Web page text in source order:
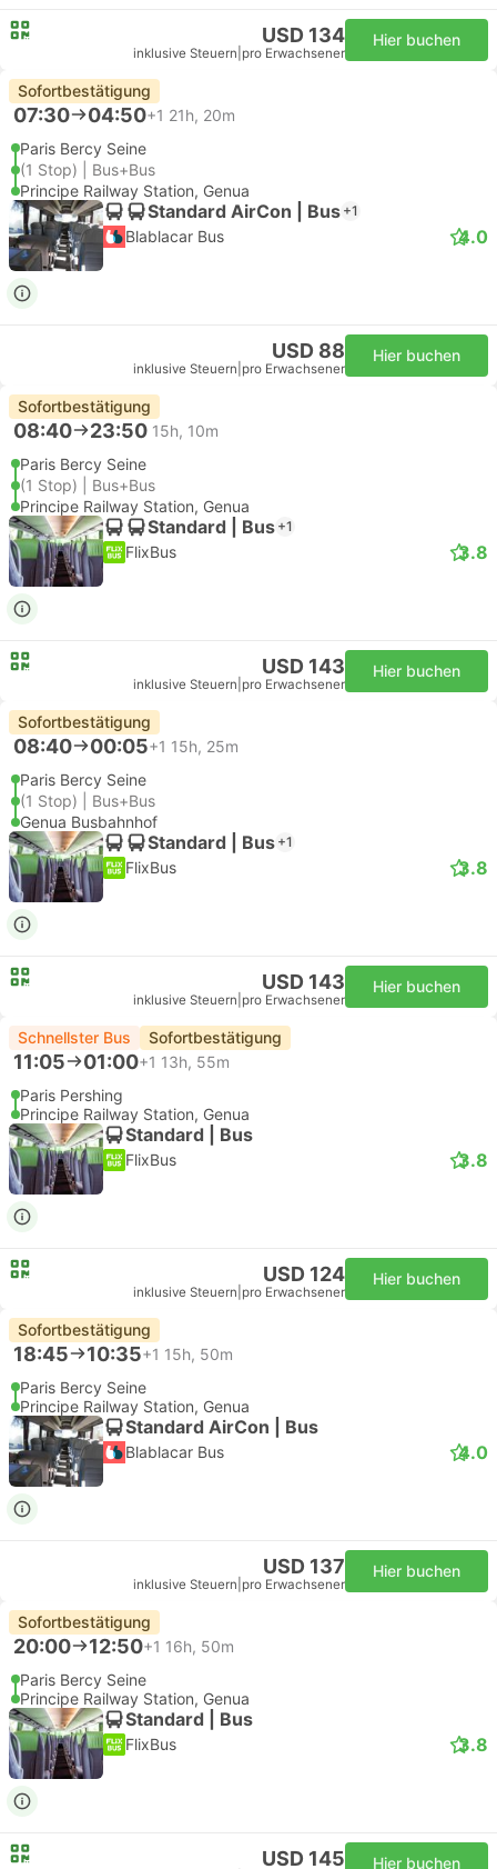
USD 134
inklusive Steuern pro Erwachsener
Hier buchen
Sofortbestätigung
07:30 04:50+1 21h, 20m
Paris Bercy Seine
(1 Stop) | Bus+Bus
Principe Railway Station, Genua
Standard AirCon | Bus +1
Blablacar Bus 4.0
USD 88
inklusive Steuern pro Erwachsener
Hier buchen
Sofortbestätigung
08:40 23:50 15h, 10m
Paris Bercy Seine
(1 Stop) | Bus+Bus
Principe Railway Station, Genua
Standard | Bus +1
FlixBus 3.8
USD 143
inklusive Steuern pro Erwachsener
Hier buchen
Sofortbestätigung
08:40 00:05+1 15h, 25m
Paris Bercy Seine
(1 Stop) | Bus+Bus
Genua Busbahnhof
Standard | Bus +1
FlixBus 3.8
USD 143
inklusive Steuern pro Erwachsener
Hier buchen
Schnellster Bus Sofortbestätigung
11:05 01:00+1 13h, 55m
Paris Pershing
Principe Railway Station, Genua
Standard | Bus
FlixBus 3.8
USD 124
inklusive Steuern pro Erwachsener
Hier buchen
Sofortbestätigung
18:45 10:35+1 15h, 50m
Paris Bercy Seine
Principe Railway Station, Genua
Standard AirCon | Bus
Blablacar Bus 4.0
USD 137
inklusive Steuern pro Erwachsener
Hier buchen
Sofortbestätigung
20:00 12:50+1 16h, 50m
Paris Bercy Seine
Principe Railway Station, Genua
Standard | Bus
FlixBus 3.8
USD 145 Hier buchen